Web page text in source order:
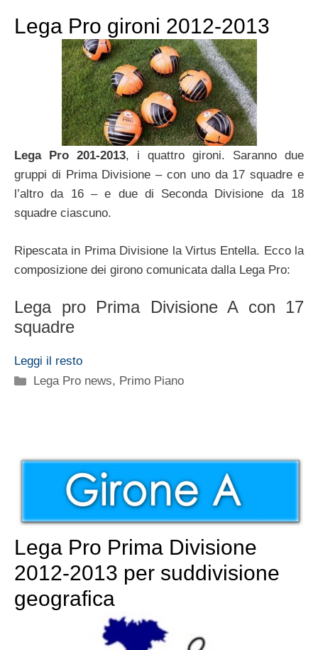
Lega Pro gironi 2012-2013
Lega Pro 201-2013, i quattro gironi. Saranno due
gruppi di Prima Divisione – con uno da 17 squadre e
l’altro da 16 – e due di Seconda Divisione da 18
squadre ciascuno.
Ripescata in Prima Divisione la Virtus Entella. Ecco la
composizione dei girono comunicata dalla Lega Pro:
Lega pro Prima Divisione A con 17
squadre
Leggi il resto
Categorie
Lega Pro news, Primo Piano
Lega Pro Prima Divisione
2012-2013 per suddivisione
geografica